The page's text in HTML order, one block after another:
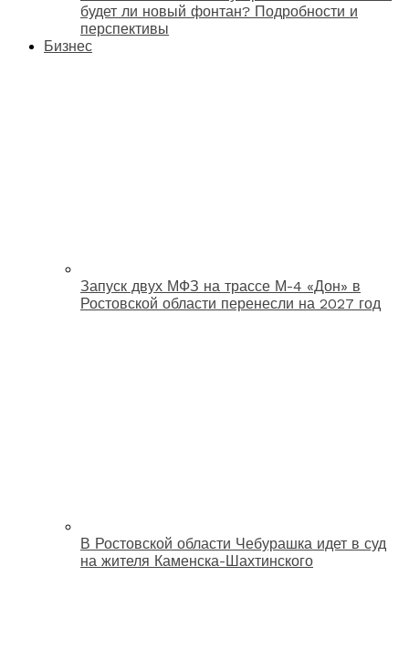
будет ли новый фонтан? Подробности и
перспективы
Бизнес
Запуск двух МФЗ на трассе М-4 «Дон» в
Ростовской области перенесли на 2027 год
В Ростовской области Чебурашка идет в суд
на жителя Каменска-Шахтинского